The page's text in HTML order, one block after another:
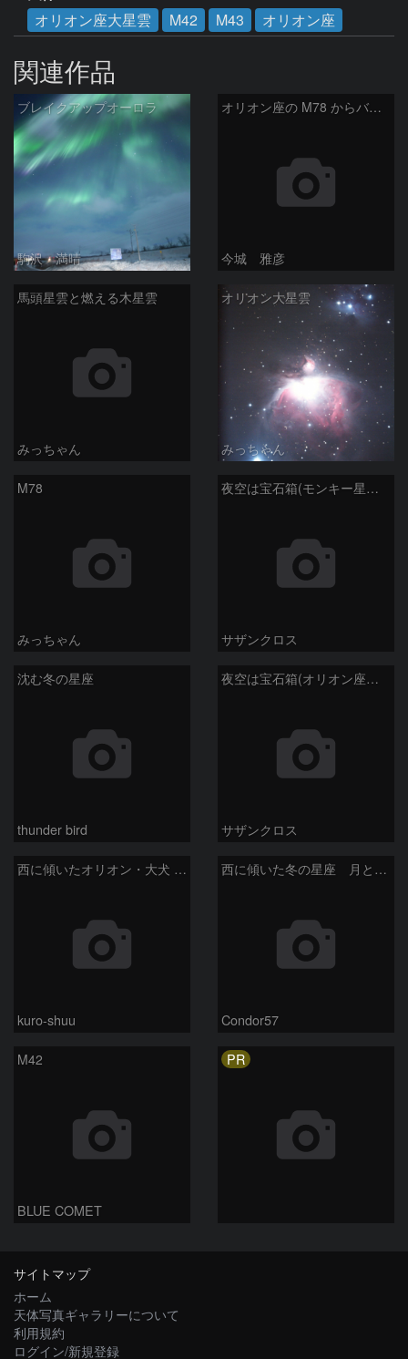
オリオン座大星雲
M42 M43 オリオン座
関連作品
ブレイクアップオーロラ
駒沢 満晴
オリオン座の M78 からバーナードループをまたいで LDN1622あたり
今城 雅彦
馬頭星雲と燃える木星雲
みっちゃん
オリオン大星雲
みっちゃん
M78
みっちゃん
夜空は宝石箱(モンキー星雲 NGC2174) Seestar50
サザンクロス
沈む冬の星座
thunder bird
夜空は宝石箱(オリオン座大星雲 M42) Seestar50
サザンクロス
西に傾いたオリオン・大犬 (2026/04/21)
kuro-shuu
西に傾いた冬の星座 月と金星＆木星
Condor57
M42
BLUE COMET
PR
サイトマップ
ホーム
天体写真ギャラリーについて
利用規約
ログイン/新規登録